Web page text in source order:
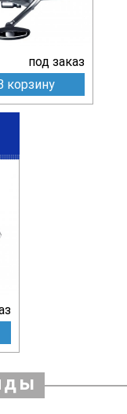
под заказ
корзину